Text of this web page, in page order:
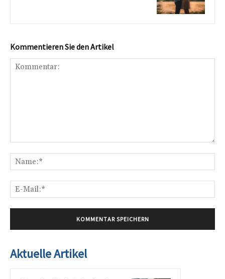
Kommentieren Sie den Artikel
Aktuelle Artikel